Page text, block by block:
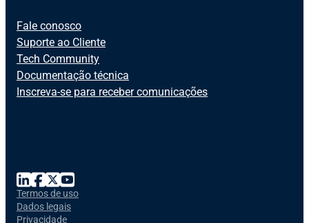
Fale conosco
Suporte ao Cliente
Tech Community
Documentação técnica
Inscreva-se para receber comunicações
Termos de uso
Dados legais
Privacidade